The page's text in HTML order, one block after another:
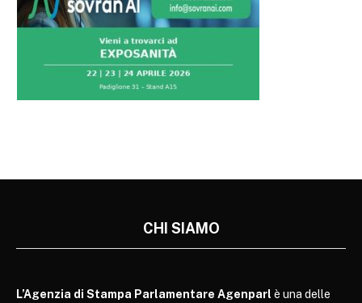
CHI SIAMO
L’Agenzia di Stampa Parlamentare Agenparl è una delle